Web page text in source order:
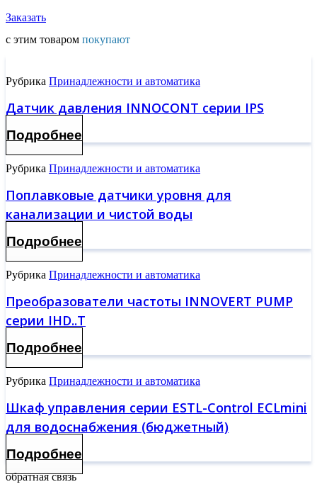
Заказать
с этим товаром покупают
Рубрика Принадлежности и автоматика
Датчик давления INNOCONT серии IPS
Подробнее
Рубрика Принадлежности и автоматика
Поплавковые датчики уровня для
канализации и чистой воды
Подробнее
Рубрика Принадлежности и автоматика
Преобразователи частоты INNOVERT PUMP
серии IHD..T
Подробнее
Рубрика Принадлежности и автоматика
Шкаф управления серии ESTL-Control ECLmini
для водоснабжения (бюджетный)
Подробнее
обратная связь